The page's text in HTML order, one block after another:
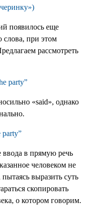
появилось еще
слова, при этом
рассмотреть
party”
«said», однако
party”
ввода в прямую речь
человеком не
выразить суть
скопировать
о котором говорим.